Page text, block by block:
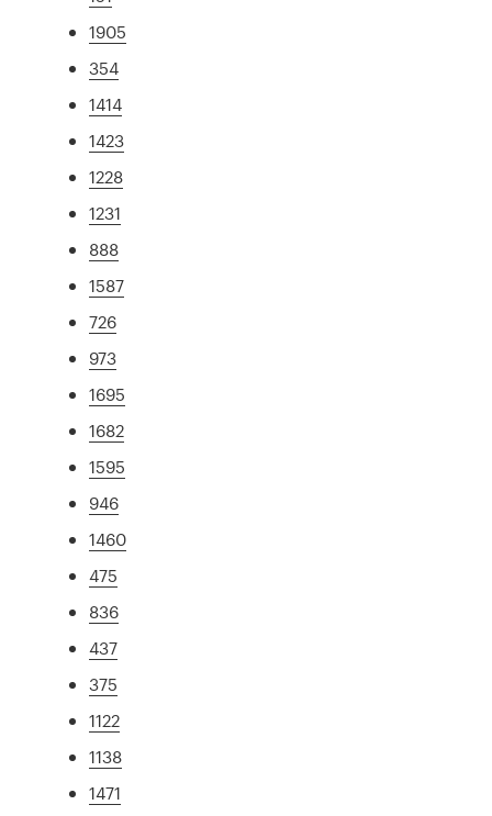
1905
354
1414
1423
1228
1231
888
1587
726
973
1695
1682
1595
946
1460
475
836
437
375
1122
1138
1471